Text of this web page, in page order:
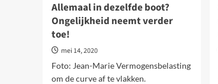
Allemaal in dezelfde boot?
Ongelijkheid neemt verder
toe!
mei 14, 2020
Foto: Jean-Marie Vermogensbelasting
om de curve af te vlakken.